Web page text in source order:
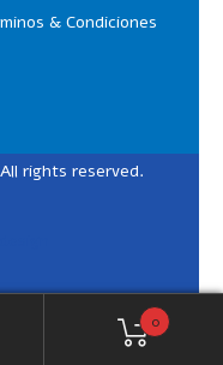
& Condiciones
rights reserved.
0